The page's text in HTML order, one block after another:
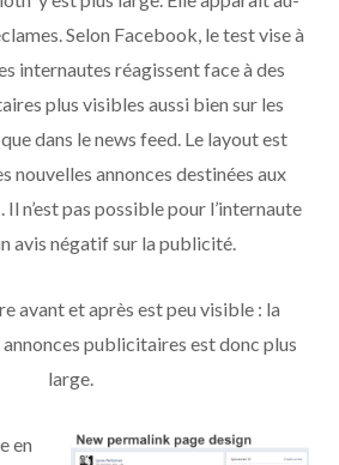
Selon Facebook, le test vise à
internautes réagissent face à des
plus visibles aussi bien sur les
dans le news feed. Le layout est
nouvelles annonces destinées aux
n’est pas possible pour l’internaute
avis négatif sur la publicité.
avant et après est peu visible : la
publicitaires est donc plus
large.
en